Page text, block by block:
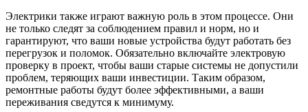
Электрики также играют важную роль в этом процессе. Они
не только следят за соблюдением правил и норм, но и
гарантируют, что ваши новые устройства будут работать без
перегрузок и поломок. Обязательно включайте электровую
проверку в проект, чтобы ваши старые системы не допустили
проблем, теряющих ваши инвестиции. Таким образом,
ремонтные работы будут более эффективными, а ваши
переживания сведутся к минимуму.